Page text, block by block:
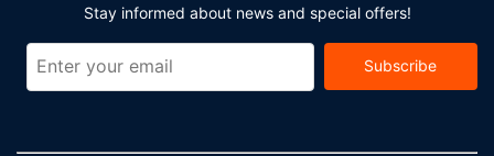
Egyéb felszereltség
business center és limuzin/autó sofőrrel is igénybe vehető.
lebonyolítására. Retúr reptéri transzfer (menetrend szerint)
Stay informed about news and special offers!
Subscribe